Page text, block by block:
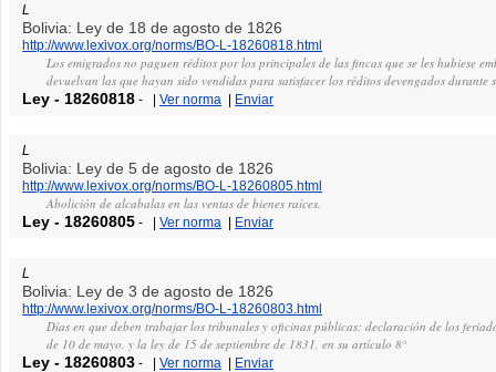
L
Bolivia: Ley de 18 de agosto de 1826
http://www.lexivox.org/norms/BO-L-18260818.html
Los emigrados no paguen réditos por los principales de las fincas que se les hubiese
devuelvan las que hayan sido vendidas para satisfacer los réditos devengados durante
Ley - 18260818 - |Ver norma | Enviar
L
Bolivia: Ley de 5 de agosto de 1826
http://www.lexivox.org/norms/BO-L-18260805.html
Abolición de alcabalas en las ventas de bienes raíces.
Ley - 18260805 - |Ver norma | Enviar
L
Bolivia: Ley de 3 de agosto de 1826
http://www.lexivox.org/norms/BO-L-18260803.html
Días en que deben trabajar los tribunales y oficinas públicas: declaración de los
de 10 de mayo, y la ley de 15 de septiembre de 1831, en su artículo 8°
Ley - 18260803 - |Ver norma | Enviar